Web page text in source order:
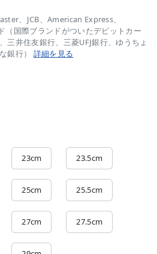
、JCB、American Express、
（国際ブランドがついたデビットカー
三井住友銀行、三菱UFJ銀行、ゆうちょ
銀行） 詳細を見る
23cm 23.5cm
25cm 25.5cm
27cm 27.5cm